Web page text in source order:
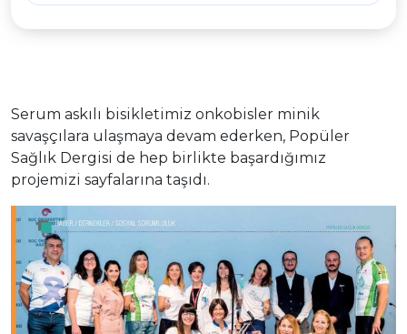
Serum askılı bisikletimiz onkobisler minik
savaşçılara ulaşmaya devam ederken, Popüler
Sağlık Dergisi de hep birlikte başardığımız
projemizi sayfalarına taşıdı.